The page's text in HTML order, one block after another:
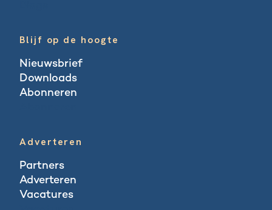
Blijf op de hoogte
Nieuwsbrief
Downloads
Abonneren
Adverteren
Partners
Adverteren
Vacatures